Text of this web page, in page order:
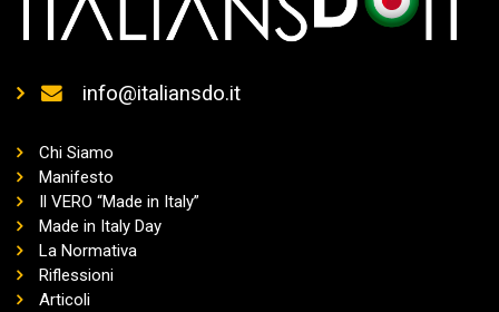
info@italiansdo.it
Chi Siamo
Manifesto
Il VERO “Made in Italy”
Made in Italy Day
La Normativa
Riflessioni
Articoli